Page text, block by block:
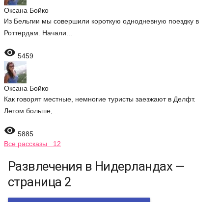
Оксана Бойко
Из Бельгии мы совершили короткую однодневную поездку в
Роттердам. Начали...
 5459
Оксана Бойко
Как говорят местные, немногие туристы заезжают в Делфт.
Летом больше,...
 5885
Все рассказы 12
Развлечения в Нидерландах —
страница 2